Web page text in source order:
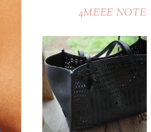
4MEEE NOTE